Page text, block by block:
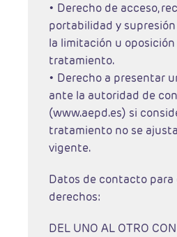
• Derecho de acceso,
portabilidad y
la limitación u oposición
tratamiento.
• Derecho a presentar
ante la autoridad de
(www.aepd.es) si
tratamiento no se
vigente.
Datos de contacto para
derechos:
DEL UNO AL OTRO